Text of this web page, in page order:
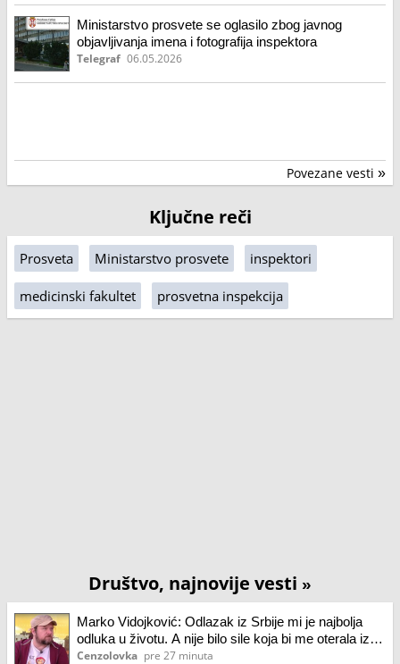
Ministarstvo prosvete se oglasilo zbog javnog
objavljivanja imena i fotografija inspektora
Telegraf 06.05.2026
Povezane vesti »
Ključne reči
Prosveta Ministarstvo prosvete inspektori
medicinski fakultet prosvetna inspekcija
Društvo, najnovije vesti »
Marko Vidojković: Odlazak iz Srbije mi je najbolja
odluka u životu. A nije bilo sile koja bi me oterala iz
Beograda 2008.
Cenzolovka pre 27 minuta